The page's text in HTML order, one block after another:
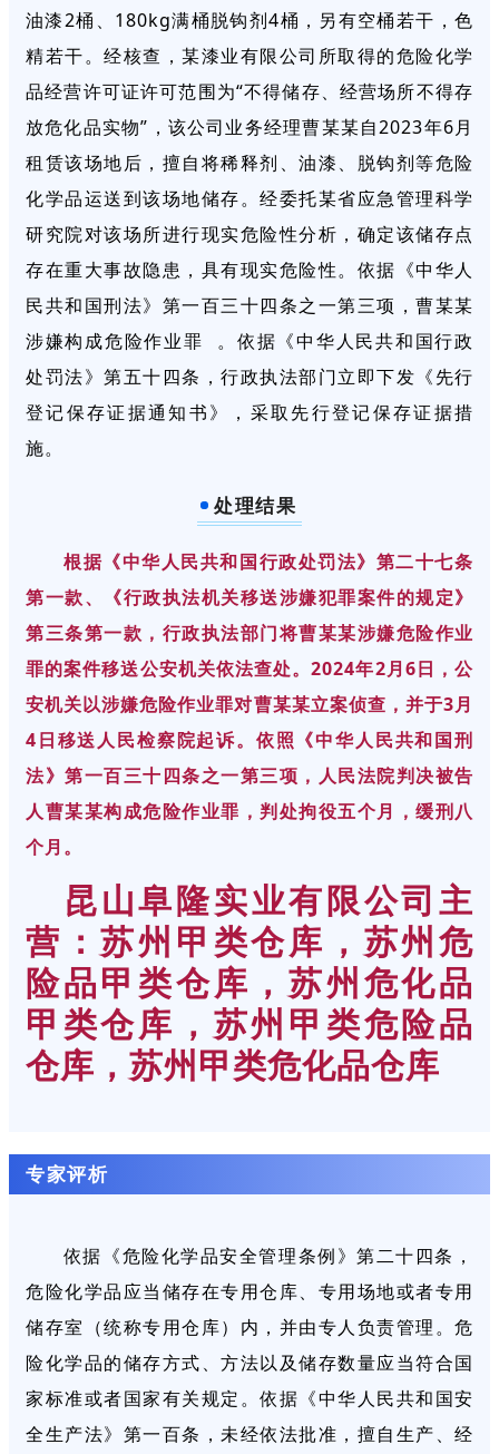
油漆2桶、180kg满桶脱钩剂4桶，另有空桶若干，色
精若干。经核查，某漆业有限公司所取得的危险化学
品经营许可证许可范围为“不得储存、经营场所不得存
放危化品实物”，该公司业务经理曹某某自2023年6月
租赁该场地后，擅自将稀释剂、油漆、脱钩剂等危险
化学品运送到该场地储存。经委托某省应急管理科学
研究院对该场所进行现实危险性分析，确定该储存点
存在重大事故隐患，具有现实危险性。依据《中华人
民共和国刑法》第一百三十四条之一第三项，曹某某
涉嫌构成危险作业罪
。依据《中华人民共和国行政
处罚法》第五十四条，行政执法部门立即下发《先行
登记保存证据通知书》，采取先行登记保存证据措
施。
处理结果
根据《中华人民共和国行政处罚法》第二十七条
第一款、《行政执法机关移送涉嫌犯罪案件的规定》
第三条第一款，行政执法部门将曹某某涉嫌危险作业
罪的案件移送公安机关依法查处。2024年2月6日，公
安机关以涉嫌危险作业罪对曹某某立案侦查，并于3月
4日移送人民检察院起诉。依照《中华人民共和国刑
法》第一百三十四条之一第三项，人民法院判决被告
人曹某某构成危险作业罪，判处拘役五个月，缓刑八
个月。
昆山阜隆实业有限公司主
营：苏州甲类仓库，苏州危
险品甲类仓库，苏州危化品
甲类仓库，苏州甲类危险品
仓库，苏州甲类危化品仓库
专家评析
依据《危险化学品安全管理条例》第二十四条，
危险化学品应当储存在专用仓库、专用场地或者专用
储存室（统称专用仓库）内，并由专人负责管理。危
险化学品的储存方式、方法以及储存数量应当符合国
家标准或者国家有关规定。依据《中华人民共和国安
全生产法》第一百条，未经依法批准，擅自生产、经